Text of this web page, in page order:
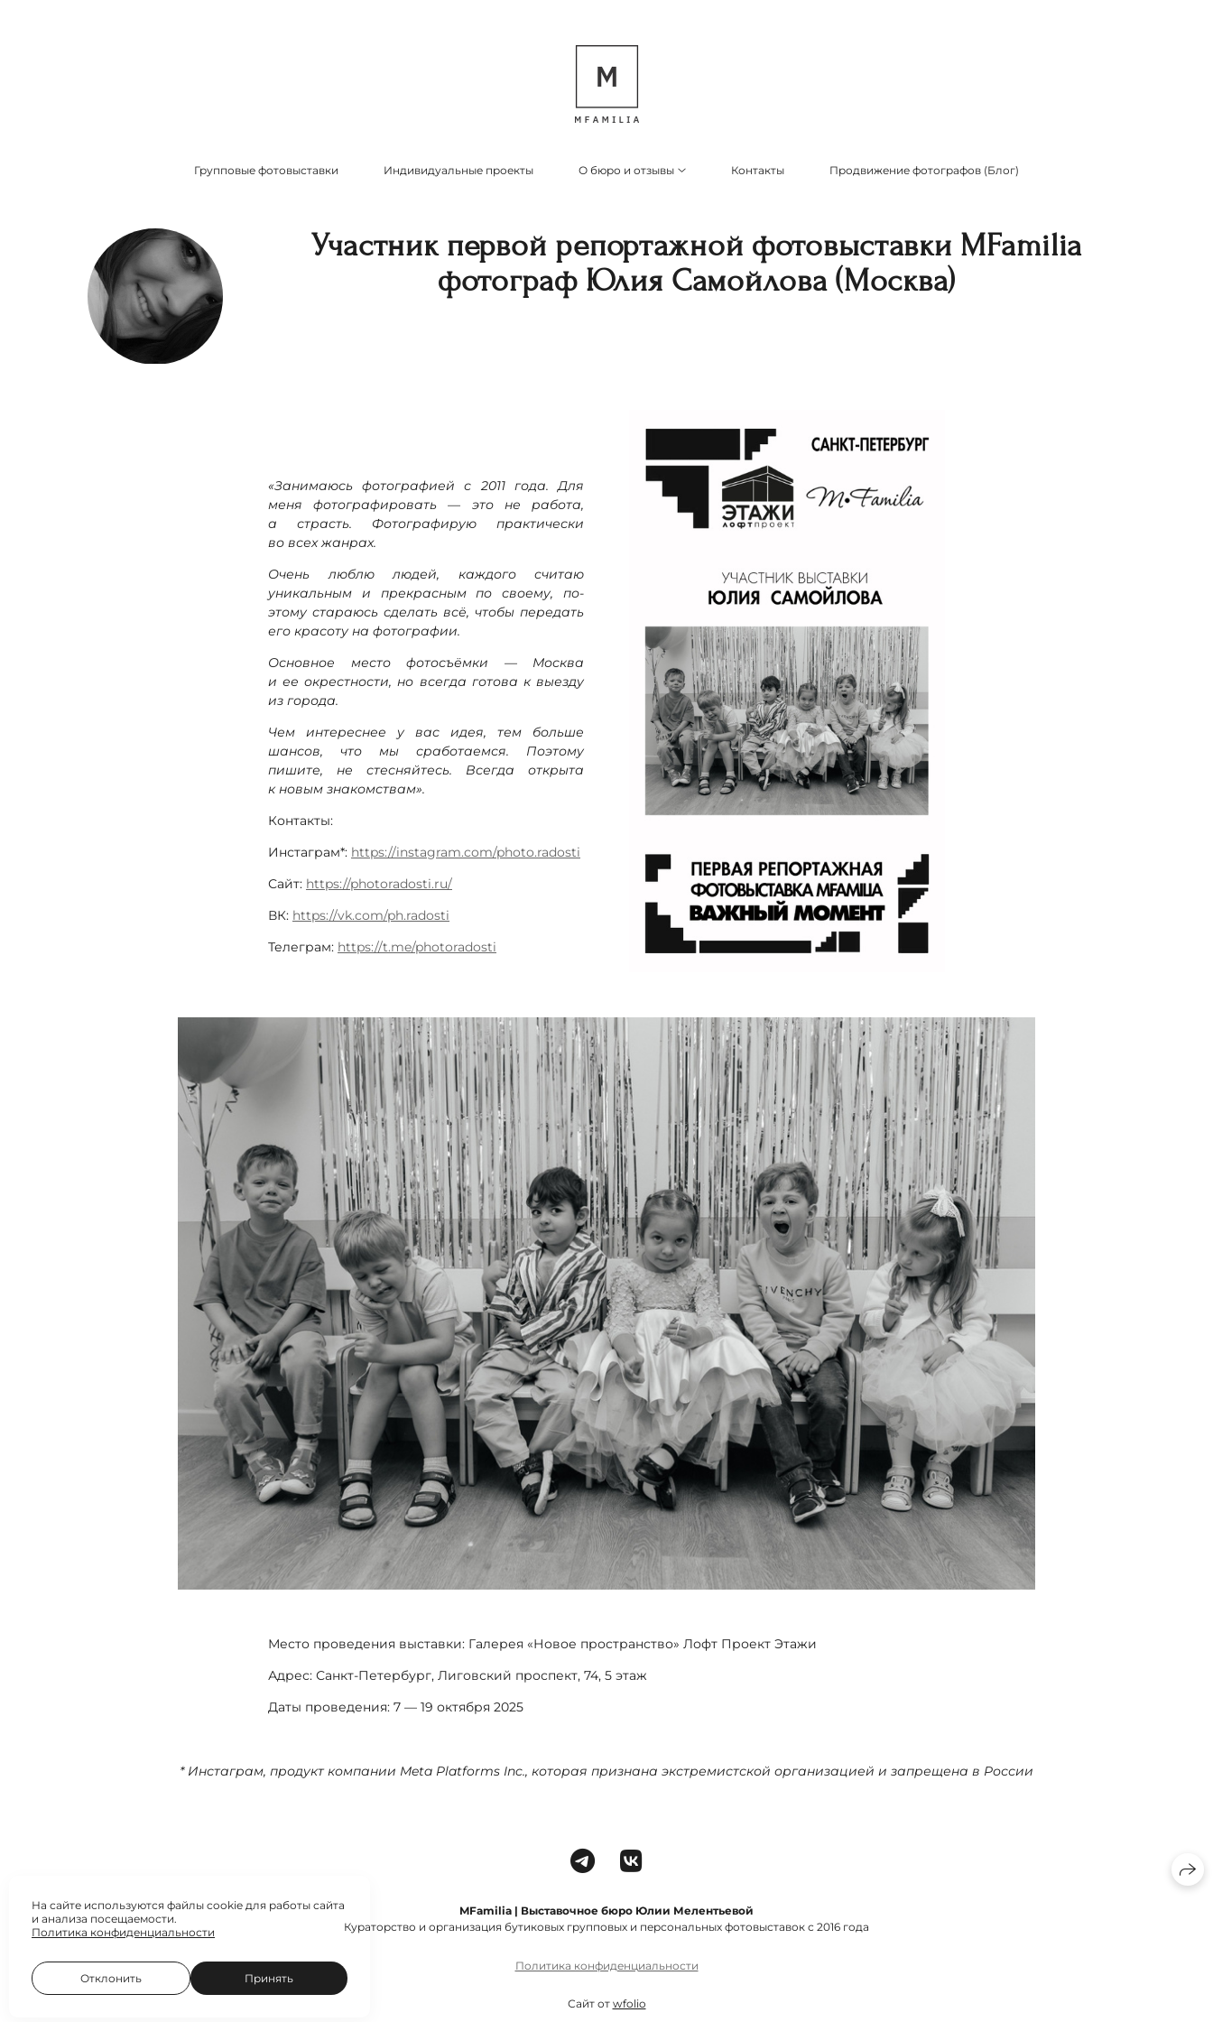
Групповые фотовыставки Индивидуальные проекты О бюро и отзывы Контакты Продвижение фотографов (Блог)
Участник первой репортажной фотовыставки MFamilia
фотограф Юлия Самойлова (Москва)
«Занимаюсь фотографией с 2011 года. Для
меня фотографировать — это не работа,
а страсть. Фотографирую практически
во всех жанрах.
Очень люблю людей, каждого считаю
уникальным и прекрасным по своему, по-
этому стараюсь сделать всё, чтобы передать
его красоту на фотографии.
Основное место фотосъёмки — Москва
и ее окрестности, но всегда готова к выезду
из города.
Чем интереснее у вас идея, тем больше
шансов, что мы сработаемся. Поэтому
пишите, не стесняйтесь. Всегда открыта
к новым знакомствам».
Контакты:
Инстаграм*: https://instagram.com/photo.radosti
Сайт: https://photoradosti.ru/
ВК: https://vk.com/ph.radosti
Телеграм: https://t.me/photoradosti
Место проведения выставки: Галерея «Новое пространство» Лофт Проект Этажи
Адрес: Санкт-Петербург, Лиговский проспект, 74, 5 этаж
Даты проведения: 7 — 19 октября 2025
* Инстаграм, продукт компании Meta Platforms Inc., которая признана экстремистской организацией и запрещена в России
MFamilia | Выставочное бюро Юлии Мелентьевой
Кураторство и организация бутиковых групповых и персональных фотовыставок с 2016 года
Политика конфиденциальности
Сайт от wfolio
На сайте используются файлы cookie для работы сайта
и анализа посещаемости.
Политика конфиденциальности
Отклонить Принять